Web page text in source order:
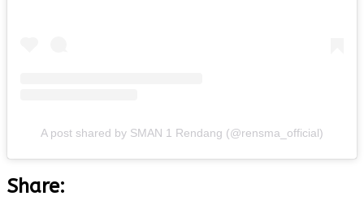
A post shared by SMAN 1 Rendang (@rensma_official)
Share: